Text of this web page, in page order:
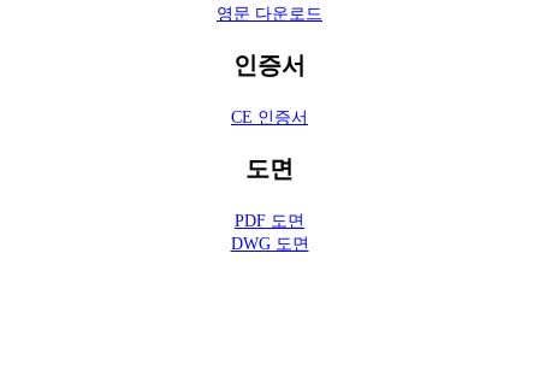
영문 다운로드
인증서
CE 인증서
도면
PDF 도면
DWG 도면